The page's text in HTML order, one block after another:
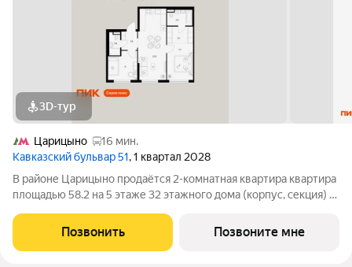
3D-тур
Царицыно
16 мин.
Кавказский бульвар 51, 1 квартал 2028
В районе Царицыно продаётся 2-комнатная квартира квартира
площадью 58.2 на 5 этаже 32 этажного дома (корпус, секция) в
17 минут пешком до станции метро «Кантемировская» и 20
минут до станции
Позвонить Позвоните мне